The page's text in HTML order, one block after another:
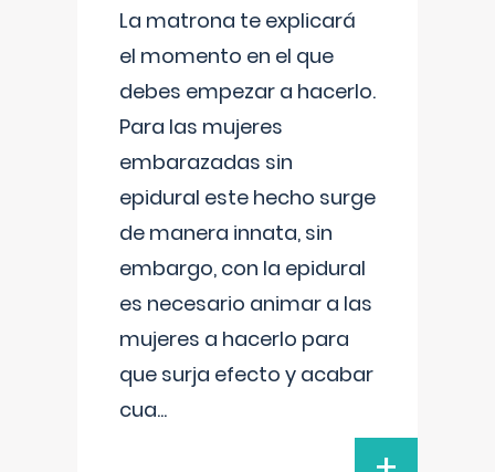
La matrona te explicará
el momento en el que
debes empezar a hacerlo.
Para las mujeres
embarazadas sin
epidural este hecho surge
de manera innata, sin
embargo, con la epidural
es necesario animar a las
mujeres a hacerlo para
que surja efecto y acabar
cua...